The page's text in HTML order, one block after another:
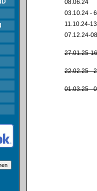
08.06.24
03.10.24 -
11.10.24-
07.12.24-
27.01.25-
22.02.25 -
01.03.25 -